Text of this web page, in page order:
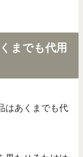
までも代用
はあくまでも代